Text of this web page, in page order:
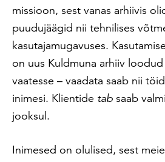
missioon, sest vanas arhiivis
puudujäägid nii tehnilises
kasutajamugavuses.
on uus Kuldmuna arhiiv
vaatesse – vaadata saab nii
inimesi. Klientide tab saab
jooksul.
Inimesed on olulised, sest